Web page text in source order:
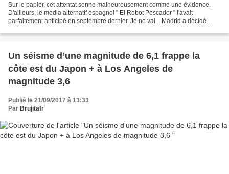
Sur le papier, cet attentat sonne malheureusement comme une évidence.
D'ailleurs, le média alternatif espagnol " El Robot Pescador " l'avait
parfaitement anticipé en septembre dernier. Je ne vai... Madrid a décidé
Un séisme d’une magnitude de 6,1 frappe la
côte est du Japon + à Los Angeles de
magnitude 3,6
Publié le 21/09/2017 à 13:33
Par Brujitafr